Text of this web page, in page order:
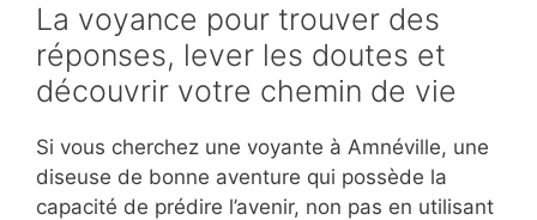
La voyance pour trouver des
réponses, lever les doutes et
découvrir votre chemin de vie
Si vous cherchez une voyante à Amnéville, une
diseuse de bonne aventure qui possède la
capacité de prédire l’avenir, non pas en utilisant